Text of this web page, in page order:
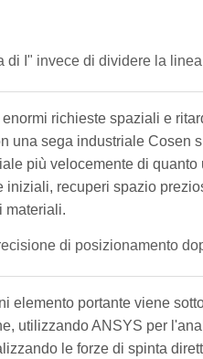
di I" invece di dividere la
richieste spaziali e
una sega industriale Cosen
più velocemente di
recuperi spazio
materiali.
di posizionamento
elemento portante viene
utilizzando ANSYS per
le forze di spinta